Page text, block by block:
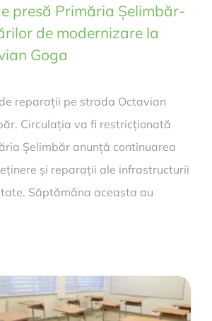
presă Primăria Șelimbăr-
de modernizare la
Goga
reparații pe strada Octavian
Circulația va fi restricționată
Șelimbăr anunță continuarea
și reparații ale infrastructurii
Săptămâna aceasta au